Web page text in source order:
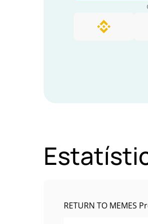
RETURN TO MEMES